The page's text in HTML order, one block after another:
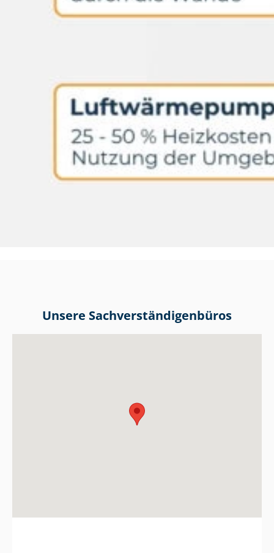
Unsere Sach­ver­stän­di­gen­bü­ros